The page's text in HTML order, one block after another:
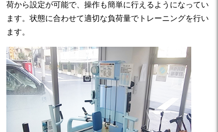
荷から設定が可能で、操作も簡単に行えるようになってい
ます。状態に合わせて適切な負荷量でトレーニングを行い
ます。